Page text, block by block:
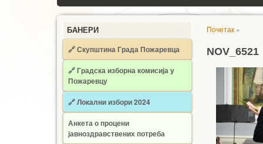
БАНЕРИ
🔗 Скупштина Града Пожаревца
🔗Градска изборна комисија у
Пожаревцу
🔗 Локални избори 2024
Анкета о процени
јавноздравствених потреба
Почетак »
NOV_6521